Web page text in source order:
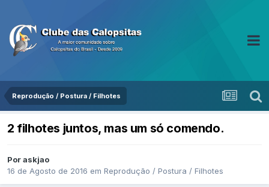
Reprodução / Postura / Filhotes
2 filhotes juntos, mas um só comendo.
Por askjao
16 de Agosto de 2016 em Reprodução / Postura / Filhotes